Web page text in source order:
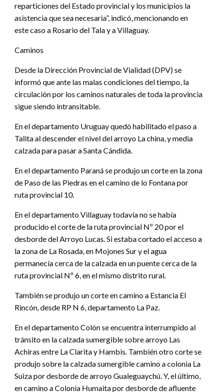
reparticiones del Estado provincial y los municipios la
asistencia que sea necesaria”, indicó, mencionando en
este caso a Rosario del Tala y a Villaguay.
Caminos
Desde la Dirección Provincial de Vialidad (DPV) se
informó que ante las malas condiciones del tiempo, la
circulación por los caminos naturales de toda la provincia
sigue siendo intransitable.
En el departamento Uruguay quedó habilitado el paso a
Talita al descender el nivel del arroyo La china, y media
calzada para pasar a Santa Cándida.
En el departamento Paraná se produjo un corte en la zona
de Paso de las Piedras en el camino de lo Fontana por
ruta provincial 10.
En el departamento Villaguay todavía no se había
producido el corte de la ruta provincial Nº 20 por el
desborde del Arroyo Lucas. Si estaba cortado el acceso a
la zona de La Rosada, en Mojones Sur y el agua
permanecía cerca de la calzada en un puente cerca de la
ruta provincial Nº 6, en el mismo distrito rural.
También se produjo un corte en camino a Estancia El
Rincón, desde RP N 6, departamento La Paz.
En el departamento Colón se encuentra interrumpido al
tránsito en la calzada sumergible sobre arroyo Las
Achiras entre La Clarita y Hambis. También otro corte se
produjo sobre la calzada sumergible camino a colonia La
Suiza por desborde de arroyo Gualeguaychú. Y, el último,
en camino a Colonia Humaita por desborde de afluente